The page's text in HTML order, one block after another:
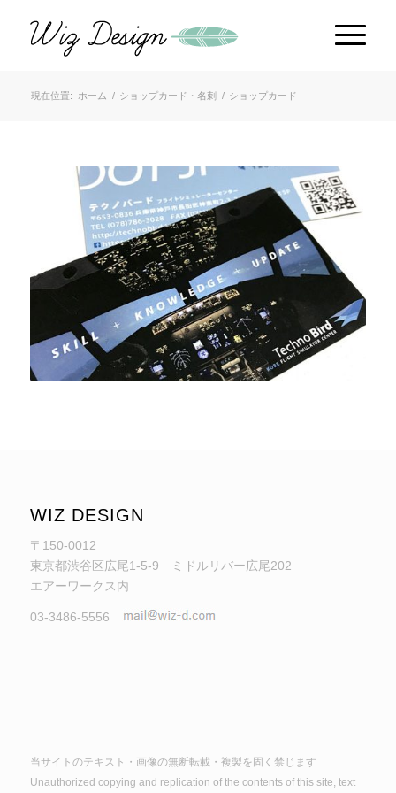
現在位置: ホーム / ショップカード・名刺 / ショップカード
WIZ DESIGN
〒150-0012
東京都渋谷区広尾1-5-9 ミドルリバー広尾202
エアーワークス内
03-3486-5556
当サイトのテキスト・画像の無断転載・複製を固く禁じます
Unauthorized copying and replication of the contents of this site, text